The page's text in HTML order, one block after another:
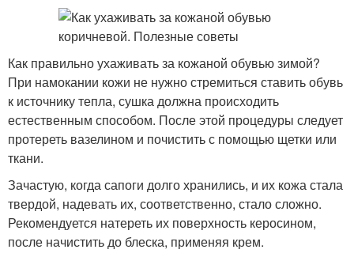
Как правильно ухаживать за кожаной обувью зимой?
При намокании кожи не нужно стремиться ставить обувь
к источнику тепла, сушка должна происходить
естественным способом. После этой процедуры следует
протереть вазелином и почистить с помощью щетки или
ткани.
Зачастую, когда сапоги долго хранились, и их кожа стала
твердой, надевать их, соответственно, стало сложно.
Рекомендуется натереть их поверхность керосином,
после начистить до блеска, применяя крем.